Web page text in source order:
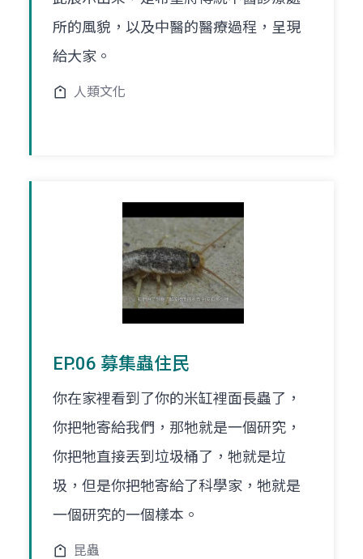
所的風貌，以及中醫的醫療過程，呈現
給大家。
人類文化
EP.06 募集蟲住民
你在家裡看到了你的米缸裡面長蟲了，
你把牠寄給我們，那牠就是一個研究，
你把牠直接丟到垃圾桶了，牠就是垃
圾，但是你把牠寄給了科學家，牠就是
一個研究的一個樣本。
昆蟲